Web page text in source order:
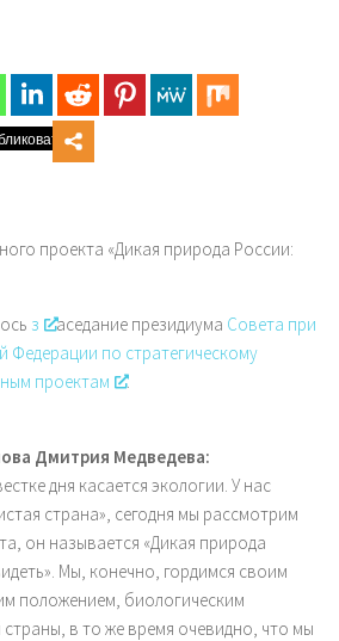
проекта «Дикая природа России:
з аседание президиума Совета при
Федерации по стратегическому
проектам
.
Дмитрия Медведева:
дня касается экологии. У нас
страна», сегодня мы рассмотрим
он называется «Дикая природа
Мы, конечно, гордимся своим
положением, биологическим
в то же время очевидно, что мы